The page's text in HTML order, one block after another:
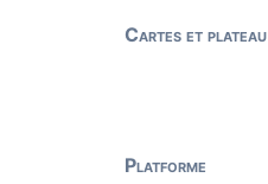
Cartes et plateau
Platforme